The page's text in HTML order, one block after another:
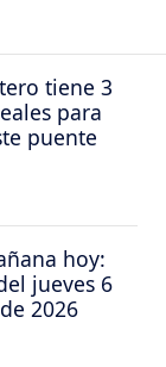
tiene 3
para
puente
hoy:
jueves 6
2026